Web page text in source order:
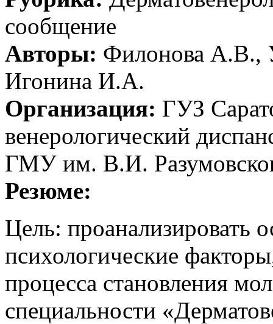
сообщение
Авторы: Филонова А.В.,
Игонина И.А.
Организация: ГУЗ
венерологический
ГМУ им. В.И.
Резюме:
Цель: проанализировать
психологические
процесса становления
специальности